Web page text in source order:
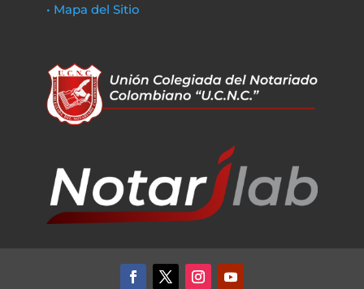
• Mapa del Sitio